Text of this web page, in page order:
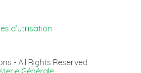
d’utilisation
- All Rights Reserved